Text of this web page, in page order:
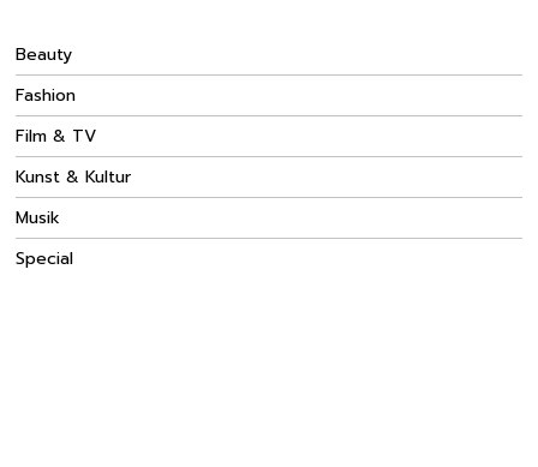
Beauty
Fashion
Film & TV
Kunst & Kultur
Musik
Special